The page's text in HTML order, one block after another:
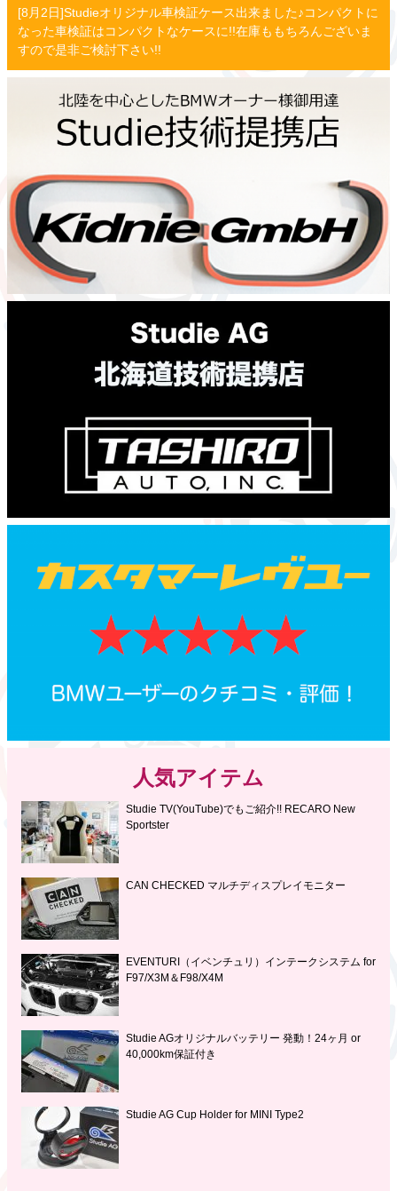
[8月2日]Studieオリジナル車検証ケース出来ました♪コンパクトに
なった車検証はコンパクトなケースに!!在庫ももちろんございま
すので是非ご検討下さい!!
人気アイテム
Studie TV(YouTube)でもご紹介!! RECARO New
Sportster
CAN CHECKED マルチディスプレイモニター
EVENTURI（イベンチュリ）インテークシステム for
F97/X3M＆F98/X4M
Studie AGオリジナルバッテリー 発動！24ヶ月 or
40,000km保証付き
Studie AG Cup Holder for MINI Type2